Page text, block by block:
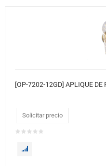
Solicitar precio